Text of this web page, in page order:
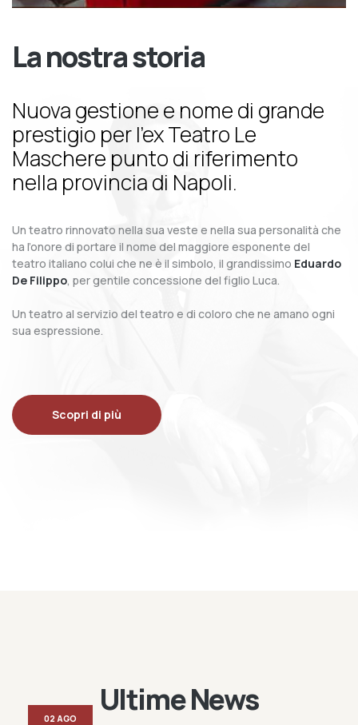
La nostra storia
Nuova gestione e nome di grande
prestigio per l’ex Teatro Le
Maschere punto di riferimento
nella provincia di Napoli.
Un teatro rinnovato nella sua veste e nella sua personalità che
ha l’onore di portare il nome del maggiore esponente del
teatro italiano colui che ne è il simbolo, il grandissimo Eduardo
De Filippo, per gentile concessione del figlio Luca.
Un teatro al servizio del teatro e di coloro che ne amano ogni
sua espressione.
Scopri di più
Ultime News
02 AGO